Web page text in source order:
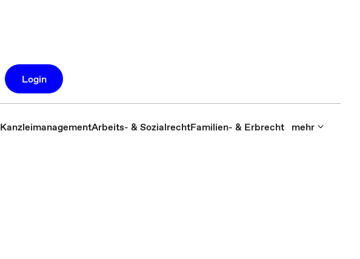
Login
KanzleimanagementArbeits- & SozialrechtFamilien- & Erbrecht mehr